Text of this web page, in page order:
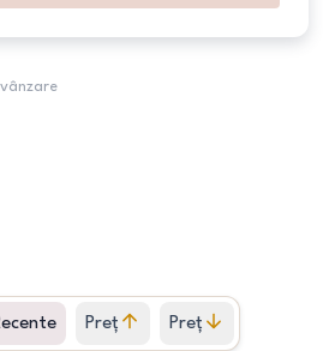
Preț
crescător
Preț
descrescător